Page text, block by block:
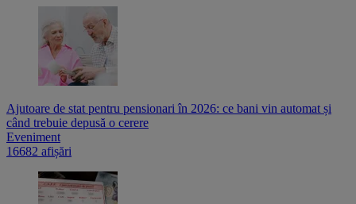
Ajutoare de stat pentru pensionari în 2026: ce bani vin automat și
când trebuie depusă o cerere
Eveniment
16682 afișări